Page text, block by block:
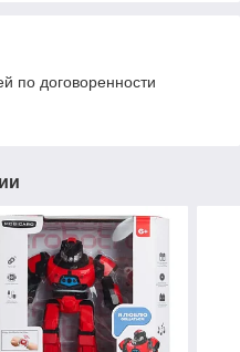
по договоренности